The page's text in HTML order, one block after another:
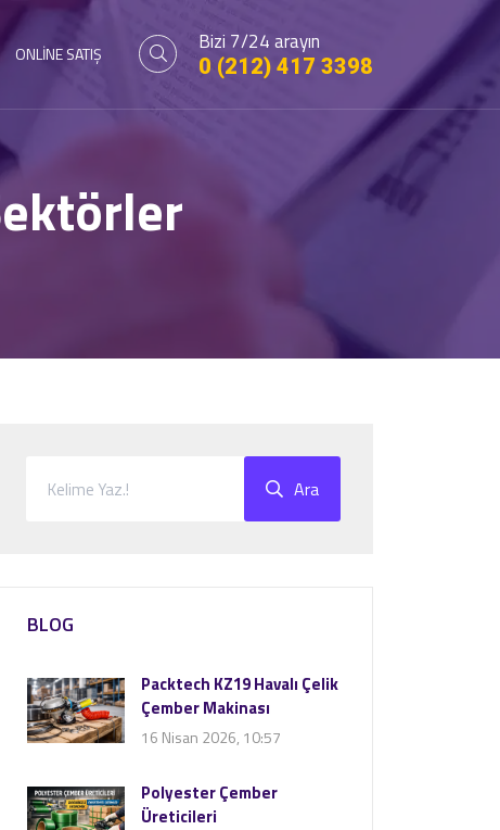
ONLİNE SATIŞ Bizi 7/24 arayın
0 (212) 417 3398
Ara
BLOG
Packtech KZ19 Havalı Çelik
Çember Makinası
16 Nisan 2026, 10:57
Polyester Çember
Üreticileri